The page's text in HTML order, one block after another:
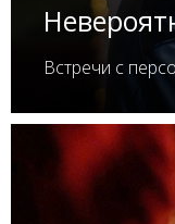
Встречи с